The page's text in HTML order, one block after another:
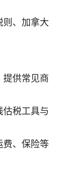
则、加拿大
提供常见商
税工具与
费、保险等